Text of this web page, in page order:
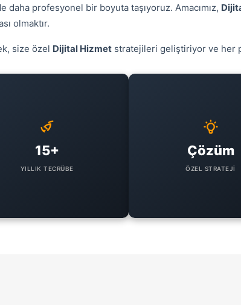
daha profesyonel bir boyuta taşıyoruz. Amacımız,
olmaktır.
size özel Dijital Hizmet stratejileri geliştiriyor ve her
15+
YILLIK TECRÜBE
Çözüm
ÖZEL STRATEJI